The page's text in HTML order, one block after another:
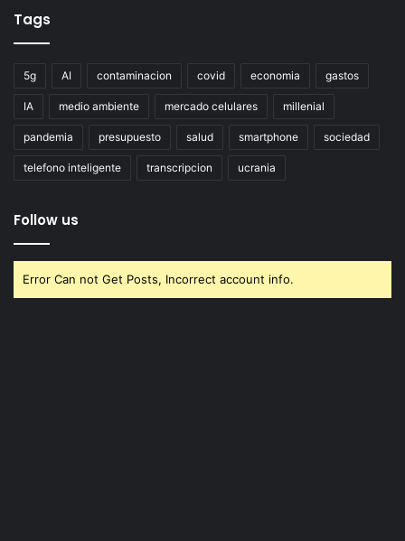
Tags
5g AI contaminacion covid economia gastos
IA medio ambiente mercado celulares millenial
pandemia presupuesto salud smartphone sociedad
telefono inteligente transcripcion ucrania
Follow us
Error Can not Get Posts, Incorrect account info.